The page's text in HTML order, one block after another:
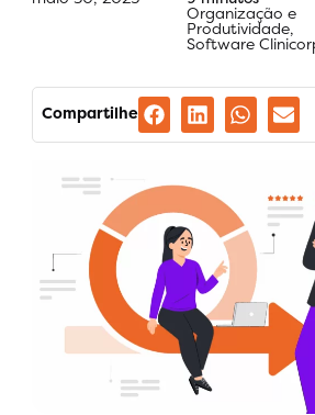
Organização e
Produtividade,
Software
Compartilhe